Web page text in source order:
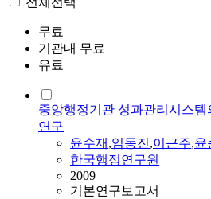
무료
기관내 무료
유료
중앙행정기관 성과관리시스
연구
윤수재 ,임동진,이근주,윤
한국행정연구원
2009
기본연구보고서